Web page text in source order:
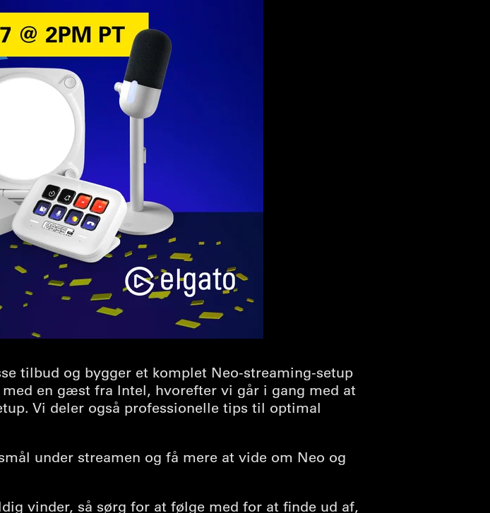
tilbud og bygger et komplet Neo-streaming-setup
en gæst fra Intel, hvorefter vi går i gang med at
Vi deler også professionelle tips til optimal
under streamen og få mere at vide om Neo og
vinder, så sørg for at følge med for at finde ud af,